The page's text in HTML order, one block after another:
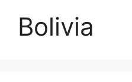
Bolivia